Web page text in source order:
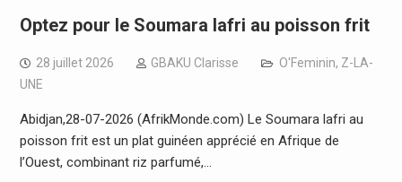
Optez pour le Soumara lafri au poisson frit
28 juillet 2026 GBAKU Clarisse O'Feminin, Z-LA-
UNE
Abidjan,28-07-2026 (AfrikMonde.com) Le Soumara lafri au
poisson frit est un plat guinéen apprécié en Afrique de
l’Ouest, combinant riz parfumé,…